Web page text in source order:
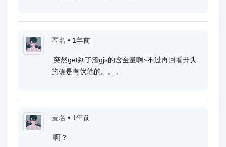
匿名 • 1年前
突然get到了渣gjs的含金量啊~不过再回看开头
的确是有伏笔的。。。
匿名 • 1年前
啊？